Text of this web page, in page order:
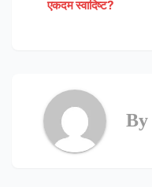
navigation
एकदम स्वादिष्ट?
By